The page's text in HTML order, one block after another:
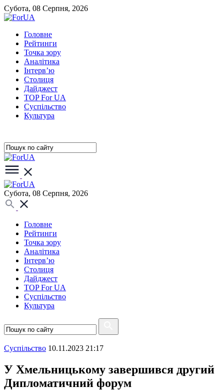
Субота, 08 Серпня, 2026
Головне
Рейтинги
Точка зору
Аналітика
Інтерв’ю
Столиця
Дайджест
TOP For UA
Суспiльство
Культура
Субота, 08 Серпня, 2026
Головне
Рейтинги
Точка зору
Аналітика
Інтерв’ю
Столиця
Дайджест
TOP For UA
Суспiльство
Культура
Суспiльство 10.11.2023 21:17
У Хмельницькому завершився другий
Дипломатичний форум